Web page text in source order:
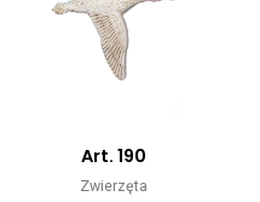
Art. 190
Zwierzęta